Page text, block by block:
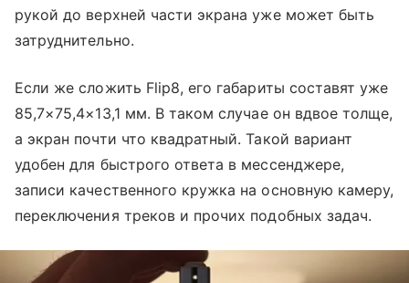
рукой до верхней части экрана уже может быть
затруднительно.
Если же сложить Flip8, его габариты составят уже
85,7×75,4×13,1 мм. В таком случае он вдвое толще,
а экран почти что квадратный. Такой вариант
удобен для быстрого ответа в мессенджере,
записи качественного кружка на основную камеру,
переключения треков и прочих подобных задач.